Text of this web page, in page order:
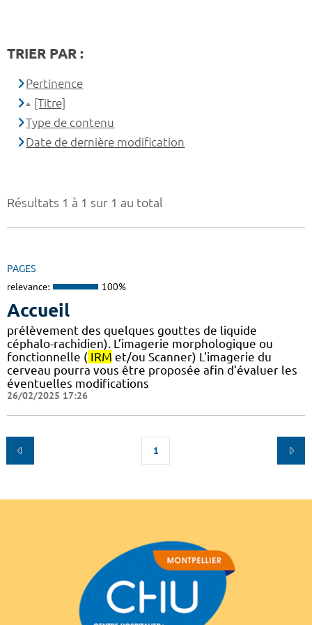
Résultats 1 à 1 sur 1 au total
PAGES
relevance: 100%
Accueil
prélèvement des quelques gouttes de liquide
céphalo-rachidien). L’imagerie morphologique ou
fonctionnelle ( IRM et/ou Scanner) L'imagerie du
cerveau pourra vous être proposée afin d’évaluer les
éventuelles modifications
26/02/2025 17:26
1
TRIER PAR :
Pertinence
[Titre]
Type de contenu
Date de dernière modification